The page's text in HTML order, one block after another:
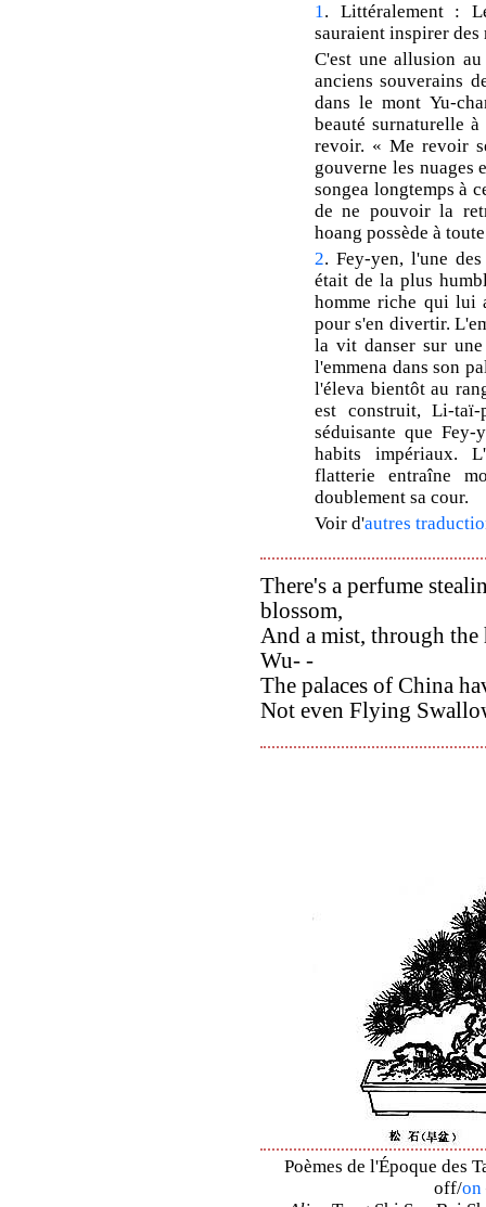
1. Littéralement :
sauraient inspirer des
C'est une allusion
anciens souverains
dans le mont Yu-
beauté surnaturelle
revoir. « Me revoir
gouverne les
songea longtemps à
de ne pouvoir la
hoang possède à
2. Fey-yen, l'une
était de la plus
homme riche qui lui
pour s'en divertir.
la vit danser sur
l'emmena dans son
l'éleva bientôt au
est construit, Li-taï-
séduisante que Fey-
habits impériaux.
flatterie entraîne
doublement sa cour.
Voir d'autres
There's a perfume
blossom,
And a mist, through
Wu- -
The palaces of China
Not even Flying
Poèmes de l'Époque des
off/on